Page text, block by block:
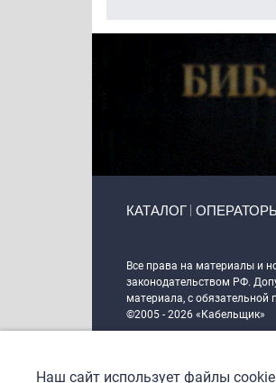
КАТАЛОГ
Все права на материалы и
законодательством РФ.
материала, с обязательной
©2005 - 2026 «Кабельщик»
DrupalCoder — поддержка
Наш сайт использует файлы